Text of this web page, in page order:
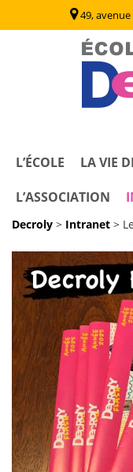
49, avenue
L’ÉCOLE
LA VIE
L’ASSOCIATION
Decroly > Intranet >